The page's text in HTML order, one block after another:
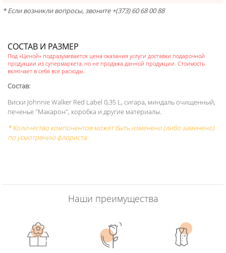
* Если возникли вопросы, звоните +(373) 60 68 00 88
СОСТАВ И РАЗМЕР
Под «Ценой» подразумевается цена оказания услуги доставки подарочной
продукции из супермаркета, но не продажа данной продукции. Стоимость
включает в себя все расходы.
Состав:
Виски Johnnie Walker Red Label 0,35 L, сигара, миндаль очищенный,
печенье "Макарон", коробка и другие материалы.
* Количество компонентов может быть изменено (либо заменено)
по усмотрению флориста
Наши преимущества